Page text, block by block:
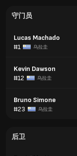
守门员
Lucas Machado
#1
乌拉圭
Kevin Dawson
#12
乌拉圭
Bruno Simone
#23
乌拉圭
后卫